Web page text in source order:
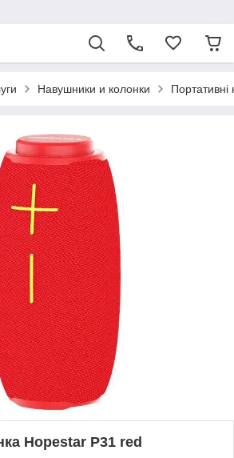
Навушники и колонки Портативні
Hopestar P31 red